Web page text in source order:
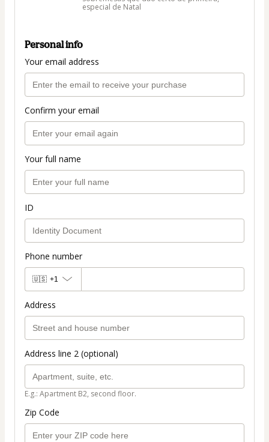
especial de Natal
Personal info
Your email address
Confirm your email
Your full name
ID
Phone number
🇺🇸 +1
Address
Address line 2 (optional)
E.g.: Apartment B2, second floor.
Zip Code